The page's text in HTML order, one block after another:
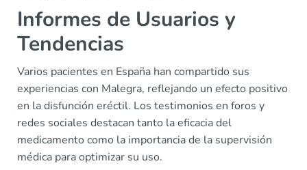
Informes de Usuarios y
Tendencias
Varios pacientes en España han compartido sus
experiencias con Malegra, reflejando un efecto positivo
en la disfunción eréctil. Los testimonios en foros y
redes sociales destacan tanto la eficacia del
medicamento como la importancia de la supervisión
médica para optimizar su uso.